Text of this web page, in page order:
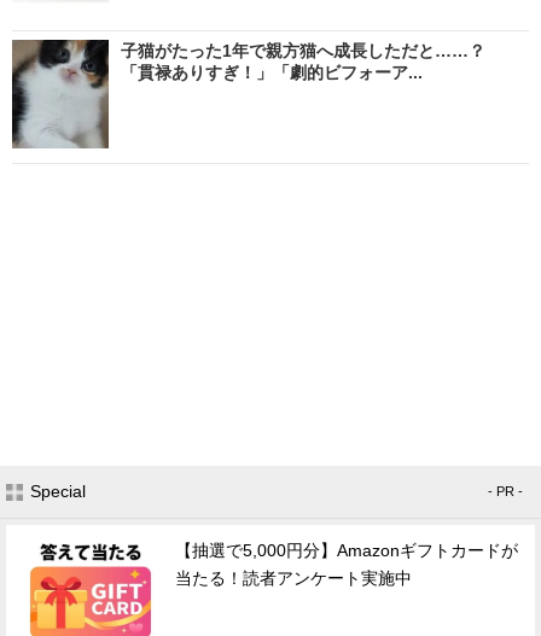
子猫がたった1年で親方猫へ成長しただと……？
「貫禄ありすぎ！」「劇的ビフォーア...
Special - PR -
【抽選で5,000円分】Amazonギフトカードが
当たる！読者アンケート実施中